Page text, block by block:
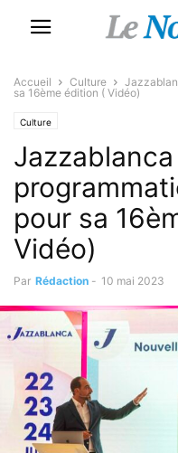
Accueil Culture
sa 16ème édition ( Vidéo)
Culture
pour sa
Vidéo)
Par Rédaction - 10 mai 2023